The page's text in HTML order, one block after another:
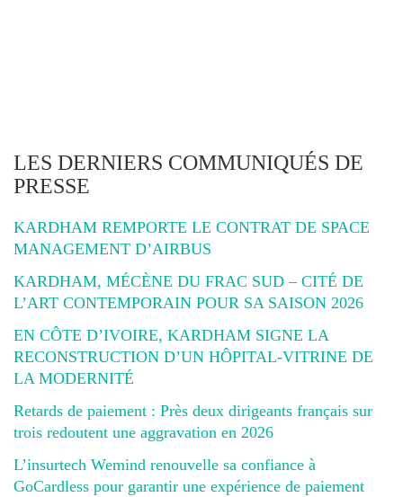
LES DERNIERS COMMUNIQUÉS DE
PRESSE
KARDHAM REMPORTE LE CONTRAT DE SPACE
MANAGEMENT D’AIRBUS
KARDHAM, MÉCÈNE DU FRAC SUD – CITÉ DE
L’ART CONTEMPORAIN POUR SA SAISON 2026
EN CÔTE D’IVOIRE, KARDHAM SIGNE LA
RECONSTRUCTION D’UN HÔPITAL-VITRINE DE
LA MODERNITÉ
Retards de paiement : Près deux dirigeants français sur
trois redoutent une aggravation en 2026
L’insurtech Wemind renouvelle sa confiance à
GoCardless pour garantir une expérience de paiement